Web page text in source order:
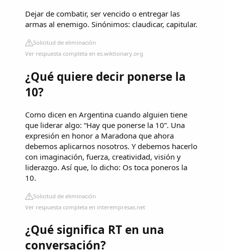
Dejar de combatir, ser vencido o entregar las
armas al enemigo. Sinónimos: claudicar, capitular.
Solicitud de eliminación
Ver respuesta completa en es.wiktionary.org
¿Qué quiere decir ponerse la
10?
Como dicen en Argentina cuando alguien tiene
que liderar algo: “Hay que ponerse la 10”. Una
expresión en honor a Maradona que ahora
debemos aplicarnos nosotros. Y debemos hacerlo
con imaginación, fuerza, creatividad, visión y
liderazgo. Así que, lo dicho: Os toca poneros la
10.
Solicitud de eliminación
Ver respuesta completa en interempresas.net
¿Qué significa RT en una
conversación?